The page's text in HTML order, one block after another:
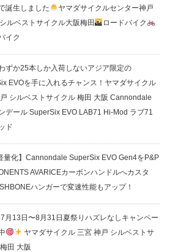
誕生しました
ヤマダサイクルセンター神戸
シルベストサイクル大阪梅田
ロードバイク
イク
ずか25本しか入荷しないアジア限定の
EVOを手に入れるチャンス！ヤマダサイクル
シルベストサイクル 梅田 大阪 Cannondale
デール SuperSix EVO LAB71 Hi-Mod ラブ71
ド
量化】Cannondale SuperSix EVO Gen4をP&P
AVARICEカーボンハンドルへカスタ
ハンガーで変速性能もアップ！
月13日〜8月31日夏祭りハズレなしキャンペー
ヤマダサイクル 三宮 神戸 シルベストサ
田 大阪